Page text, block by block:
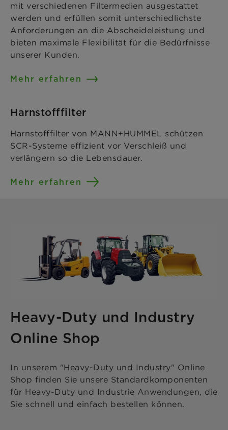
mit verschiedenen Filtermedien ausgestattet
werden und erfüllen somit unterschiedlichste
Anforderungen an die Abscheideleistung und
bieten maximale Flexibilität für die Bedürfnisse
unserer Kunden.
Mehr erfahren
Harnstofffilter
Harnstofffilter von MANN+HUMMEL schützen
SCR-Systeme effizient vor Verschleiß und
verlängern so die Lebensdauer.
Mehr erfahren
Heavy-Duty und Industry
Online Shop
In unserem "Heavy-Duty und Industry" Online
Shop finden Sie unsere Standardkomponenten
für Heavy-Duty und Industrie Anwendungen, die
Sie schnell und einfach bestellen können.